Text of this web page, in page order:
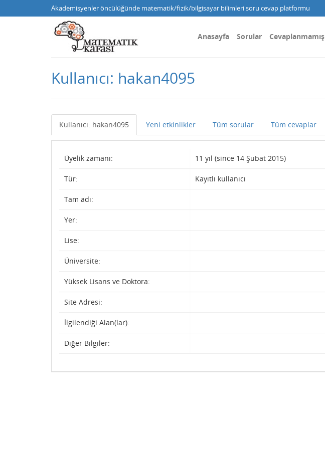
Akademisyenler öncülüğünde matematik/fizik/bilgisayar bilimleri soru cevap platformu
Anasayfa Sorular Cevaplanmamış
Kullanıcı: hakan4095
Kullanıcı: hakan4095 Yeni etkinlikler Tüm sorular Tüm cevaplar
Üyelik zamanı: 11 yıl (since 14 Şubat 2015)
Tür: Kayıtlı kullanıcı
Tam adı:
Yer:
Lise:
Üniversite:
Yüksek Lisans ve Doktora:
Site Adresi:
İlgilendiği Alan(lar):
Diğer Bilgiler: